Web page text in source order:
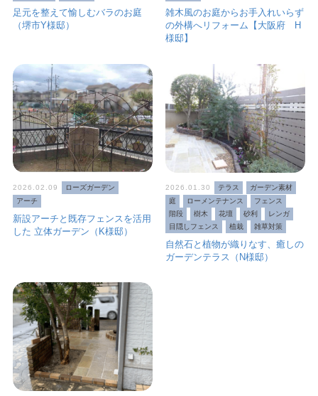
足元を整えて愉しむバラのお庭
（堺市Y様邸）
雑木風のお庭からお手入れいらず
の外構へリフォーム【大阪府 H
様邸】
新設アーチと既存フェンスを活用
した 立体ガーデン（K様邸）
2026.02.09
ローズガーデン
アーチ
自然石と植物が織りなす、癒しの
ガーデンテラス（N様邸）
2026.01.30 テラス
ガーデン素材
庭
ローメンテナンス
フェンス
階段
樹木 花壇 砂利
レンガ
目隠しフェンス
植栽 雑草対策